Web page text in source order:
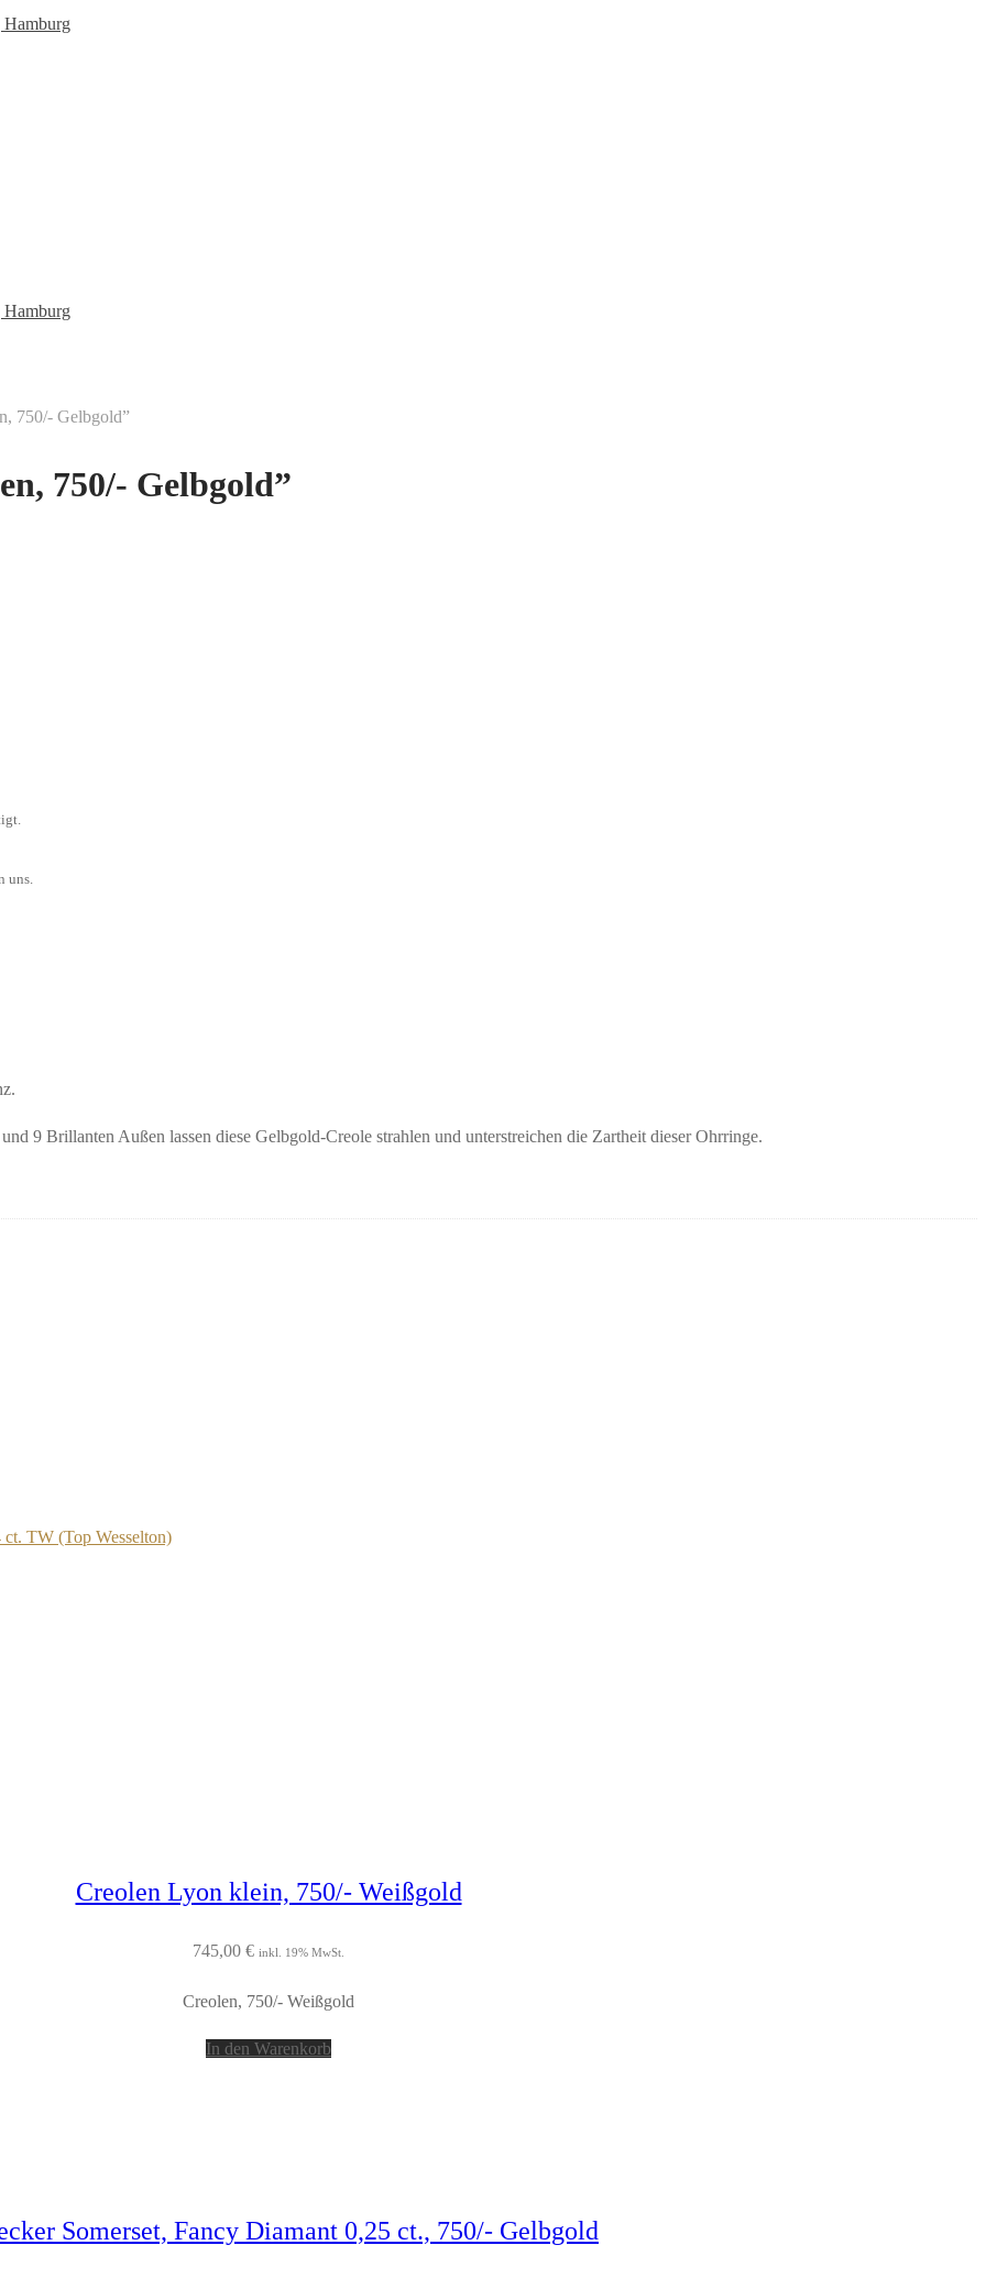
750/- Gelbgold”
750/- Gelbgold”
uns.
9 Brillanten Außen lassen diese Gelbgold-Creole strahlen und unterstreichen die Zartheit dieser Ohrringe.
TW (Top Wesselton)
Creolen Lyon klein, 750/- Weißgold
745,00 € inkl. 19% MwSt.
Creolen, 750/- Weißgold
In den Warenkorb
Somerset, Fancy Diamant 0,25 ct., 750/- Gelbgold